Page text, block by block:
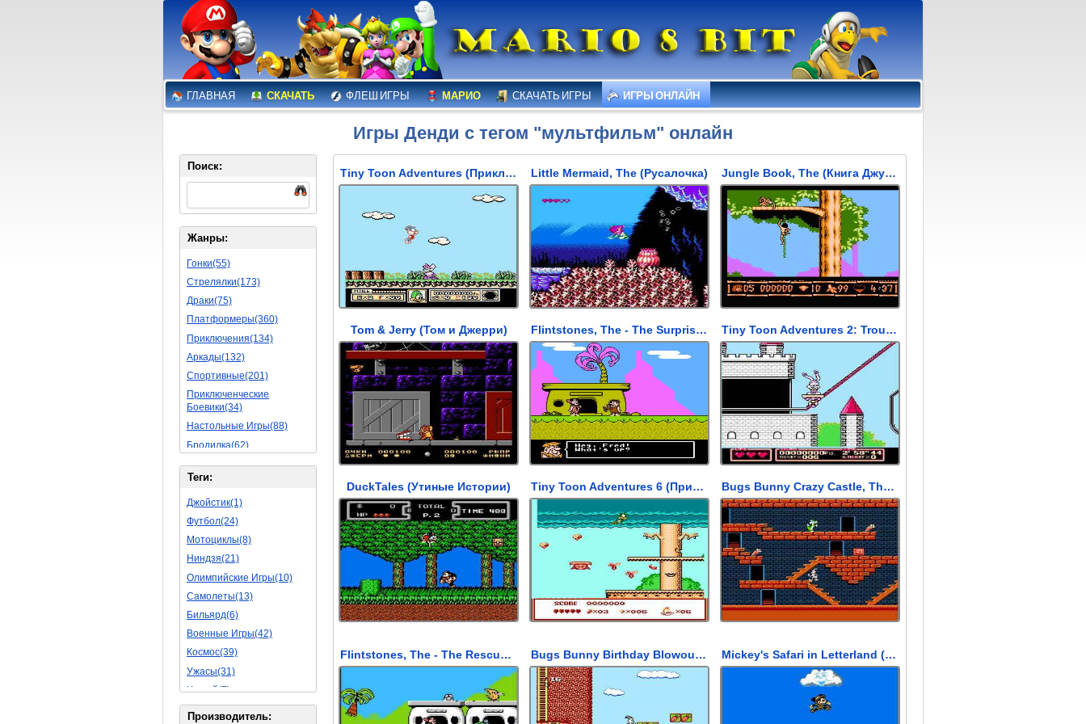
ГЛАВНАЯ СКАЧАТЬ ФЛЕШ ИГРЫ МАРИО СКАЧАТЬ ИГРЫ ИГРЫ ОНЛАЙН
Игры Денди с тегом "мультфильм" онлайн
Tiny Toon Adventures (Приключения Тини туна) Little Mermaid, The (Русалочка) Jungle Book, The (Книга Джунглей)
Tom & Jerry (Том и Джерри) Flintstones, The - The Surprise at Dinosaur Peak! (Флинстоуны - сюрприз динозавра Пика) Tiny Toon Adventures 2: Trouble in Wackyland (Приключения Тини туна: Проблема в Вакуланде)
DuckTales (Утиные Истории) Tiny Toon Adventures 6 (Приключения Тини туна 6) Bugs Bunny Crazy Castle, The (Багз Банни : Безумный Замок)
Flintstones, The - The Rescue of Dino & Hoppy (Флинстоуны - Спасение Дино и Хоппи) Bugs Bunny Birthday Blowout, The (День рождения Багз Банни) Mickey's Safari in Letterland (Сафари Микки в Письмоландии)
Поиск:
Жанры:
Гонки(55)
Стрелялки(173)
Драки(75)
Платформеры(360)
Приключения(134)
Аркады(132)
Спортивные(201)
Приключенческие
Боевики(34)
Настольные Игры(88)
Бродилка(62)
Стратегии(77)
Боевые RPG(50)
Симуляторы(31)
Леталки(24)
Симуляторы Жизни(76)
Уникальный(29)
Логические Игры(35)
Азартные(45)
Ролевые Игры(176)
Боевик(10)
Головоломка(11)
Rpg(14)
Пошаговые Игры(22)
Пазлы(82)
Теги:
Джойстик(1)
Футбол(24)
Мотоциклы(8)
Ниндзя(21)
Олимпийские Игры(10)
Самолеты(13)
Бильярд(6)
Военные Игры(42)
Космос(39)
Ужасы(31)
Хоккей(7)
Вертолет(13)
Производитель: